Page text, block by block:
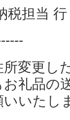
税担当 行
変更し
礼品の
いいたし